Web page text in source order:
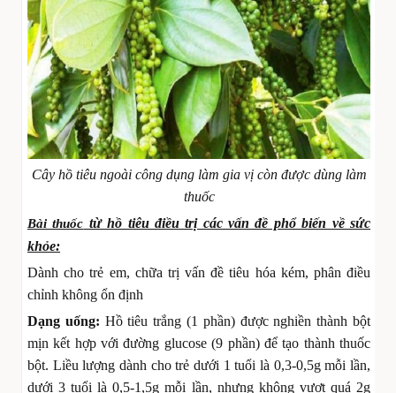
Cây hồ tiêu ngoài công dụng làm gia vị còn được dùng làm
thuốc
Bài thuốc từ hồ tiêu điều trị các vấn đề phổ biến về sức
khỏe:
Dành cho trẻ em, chữa trị vấn đề tiêu hóa kém, phân điều
chỉnh không ổn định
Dạng uống: Hồ tiêu trắng (1 phần) được nghiền thành bột
mịn kết hợp với đường glucose (9 phần) để tạo thành thuốc
bột. Liều lượng dành cho trẻ dưới 1 tuổi là 0,3-0,5g mỗi lần,
dưới 3 tuổi là 0,5-1,5g mỗi lần, nhưng không vượt quá 2g